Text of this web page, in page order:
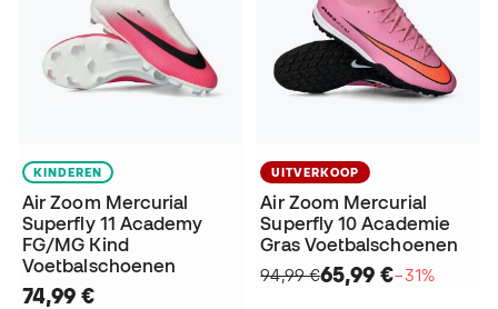
KINDEREN
Air Zoom Mercurial
Superfly 11 Academy
FG/MG Kind
Voetbalschoenen
74,99 €
UITVERKOOP
Air Zoom Mercurial
Superfly 10 Academie
Gras Voetbalschoenen
94,99 €65,99 €−31%